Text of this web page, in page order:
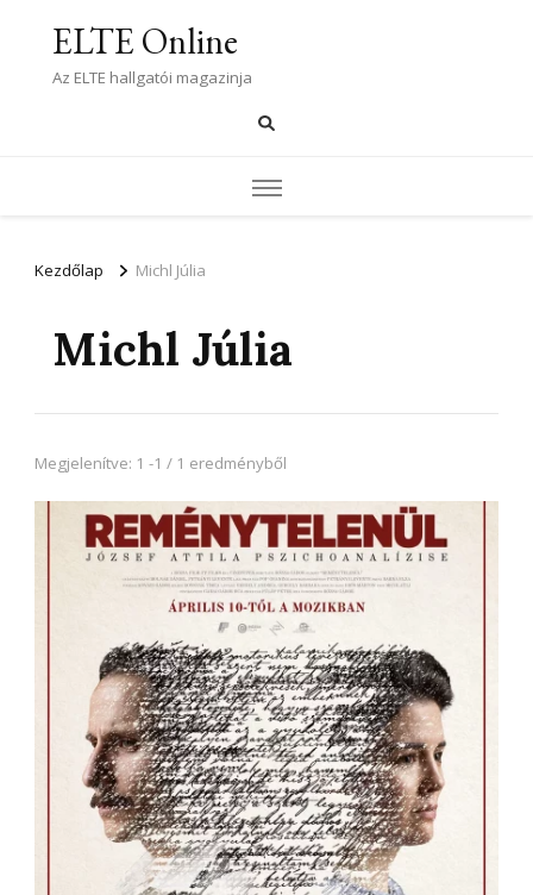
ELTE Online
Az ELTE hallgatói magazinja
Kezdőlap Michl Júlia
Michl Júlia
Megjelenítve: 1 -1 / 1 eredményből